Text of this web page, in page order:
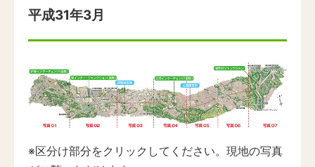
平成31年3月
※区分け部分をクリックしてください。現地の写真